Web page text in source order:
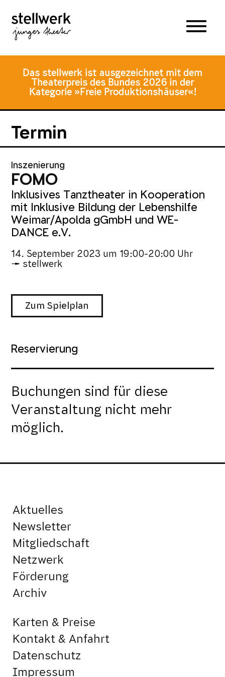
Hauptmenü
Inhalt
springen
Fusszeile
springen
Das stellwerk ist ausgezeichnet mit dem
Theaterpreis des Bundes 2026 in der
Kategorie »Freie Produktionshäuser«!
Termin
Inszenierung
FOMO
Inklusives Tanztheater in Kooperation
mit Inklusive Bildung der Lebenshilfe
Weimar/Apolda gGmbH und WE-
DANCE e.V.
14. September 2023 um 19:00-20:00 Uhr
stellwerk
Zum Spielplan
Reservierung
Buchungen sind für diese
Veranstaltung nicht mehr
möglich.
Aktuelles
Newsletter
Mitgliedschaft
Netzwerk
Förderung
Archiv
Karten & Preise
Kontakt & Anfahrt
Datenschutz
Impressum